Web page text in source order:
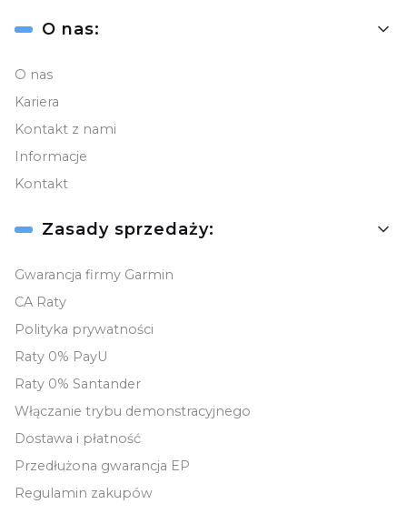
Linki w stopce
O nas:
O nas
Kariera
Kontakt z nami
Informacje
Kontakt
Zasady sprzedaży:
Gwarancja firmy Garmin
CA Raty
Polityka prywatności
Raty 0% PayU
Raty 0% Santander
Włączanie trybu demonstracyjnego
Dostawa i płatność
Przedłużona gwarancja EP
Regulamin zakupów